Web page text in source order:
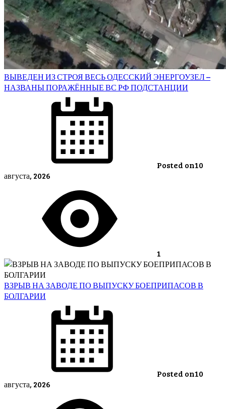
ВЫВЕДЕН ИЗ СТРОЯ ВЕСЬ ОДЕССКИЙ ЭНЕРГОУЗЕЛ –
НАЗВАНЫ ПОРАЖЁННЫЕ ВС РФ ПОДСТАНЦИИ
Posted on10
августа, 2026
1
ВЗРЫВ НА ЗАВОДЕ ПО ВЫПУСКУ БОЕПРИПАСОВ В
БОЛГАРИИ
Posted on10
августа, 2026